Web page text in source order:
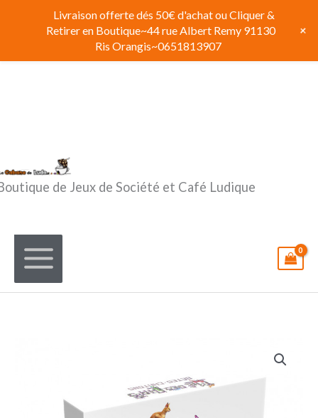
de Jeux de Société et Café Ludique
Livraison offerte dés 50€ d'achat ou Cliquer &
Retirer en Boutique~44 rue Albert Remy 91130
Ris Orangis~0651813907
+